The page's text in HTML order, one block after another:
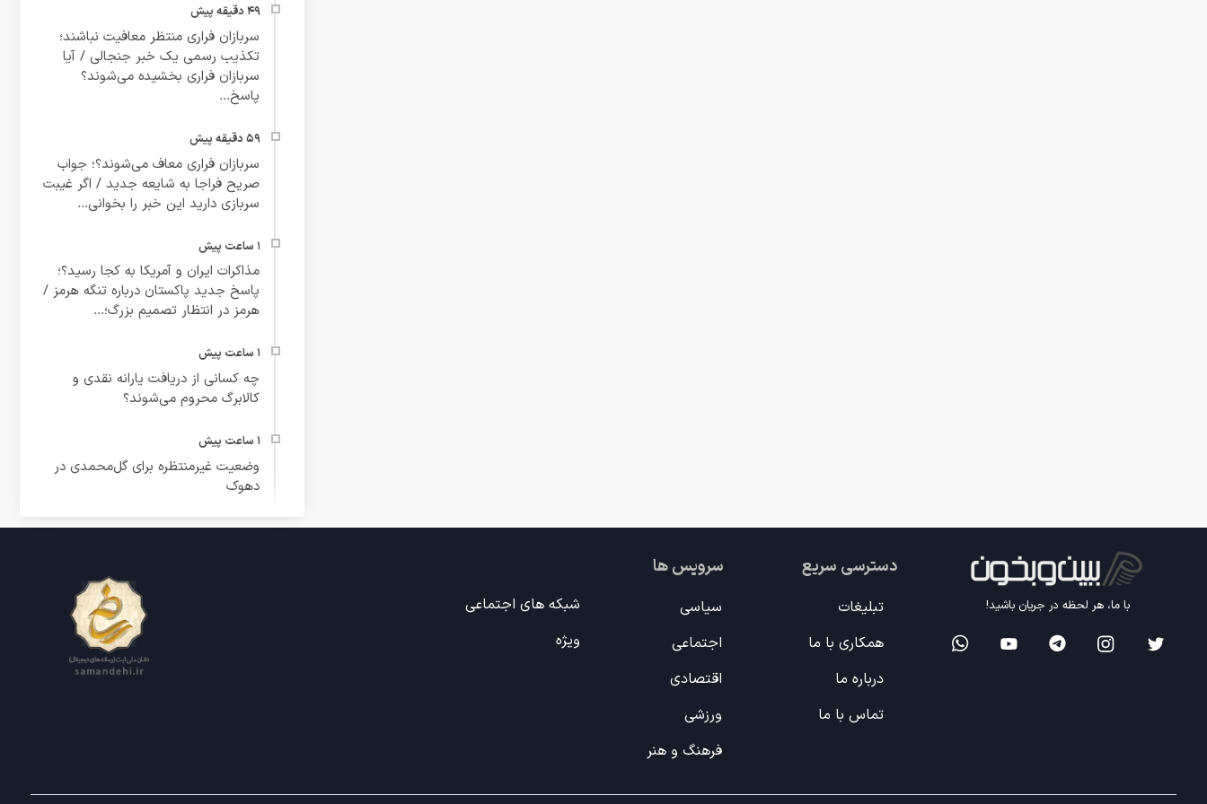
سربازان فراری منتظر معافیت نباشند؛
تکذیب رسمی یک خبر جنجالی / آیا
سربازان فراری بخشیده می‌شوند؟
پاسخ...
سربازان فراری معاف می‌شوند؟؛ جواب
صریح فراجا به شایعه جدید / اگر غیبت
سربازی دارید این خبر را بخوانی...
مذاکرات ایران و آمریکا به کجا رسید؟؛
پاسخ جدید پاکستان درباره تنگه هرمز /
هرمز در انتظار تصمیم بزرگ؛...
چه کسانی از دریافت یارانه نقدی و
کالابرگ محروم می‌شوند؟
وضعیت غیرمنتظره برای گل‌محمدی در
دهوک
با ما، هر لحظه در جریان باشید!
دسترسی سریع
تبلیغات
همکاری با ما
درباره ما
تماس با ما
سرویس ها
سیاسی
اجتماعی
اقتصادی
ورزشی
فرهنگ و هنر
شبکه های اجتماعی
ویژه